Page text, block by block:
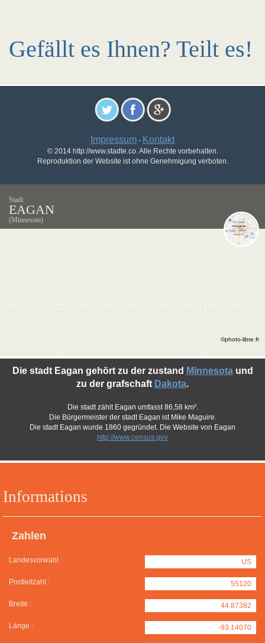
Gefällt es Ihnen? Teilt es!
Impressum - Kontakt
© 2014 http://www.stadte.co. Alle Rechte vorbehalten.
Reproduktion der Website ist ohne Genehmigung verboten.
Stadt
EAGAN
(Minnesota)
Informations
Zahlen
Landesvorwahl : US
Postleitzahl : 55120
Breite : 44.87382
Länge : -93.14070
Die stadt Eagan gehört zu der zustand Minnesotaund
zu der grafschaft Dakota.
Die stadt zählt Eagan umfasst 86,58 km².
Die Bürgermeister der stadt Eagan ist Mike Maguire.
Die stadt Eagan wurde 1860 gegründet. Die Website von Eagan
http://www.census.gov
©photo-libre.fr